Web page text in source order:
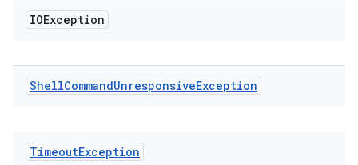
IOException
ShellCommandUnresponsiveException
TimeoutException